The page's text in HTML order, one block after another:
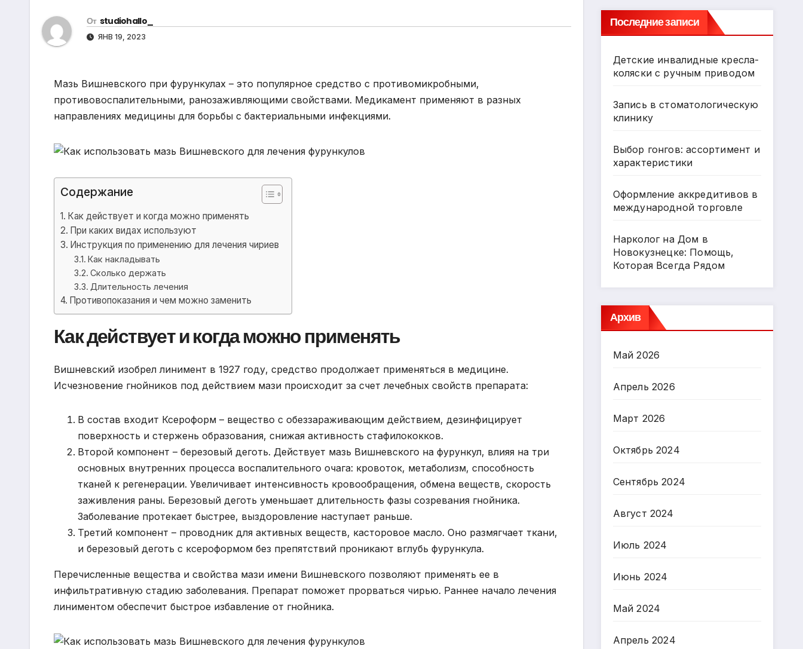
От studiohallo_
ЯНВ 19, 2023
Мазь Вишневского при фурункулах – это популярное средство с противомикробными,
противовоспалительными, ранозаживляющими свойствами. Медикамент применяют в разных
направлениях медицины для борьбы с бактериальными инфекциями.
Содержание
Как действует и когда можно применять
При каких видах используют
Инструкция по применению для лечения чириев
Как накладывать
Сколько держать
Длительность лечения
Противопоказания и чем можно заменить
Как действует и когда можно применять
Вишневский изобрел линимент в 1927 году, средство продолжает применяться в медицине.
Исчезновение гнойников под действием мази происходит за счет лечебных свойств препарата:
В состав входит Ксероформ – вещество с обеззараживающим действием, дезинфицирует
поверхность и стержень образования, снижая активность стафилококков.
Второй компонент – березовый деготь. Действует мазь Вишневского на фурункул, влияя на три
основных внутренних процесса воспалительного очага: кровоток, метаболизм, способность
тканей к регенерации. Увеличивает интенсивность кровообращения, обмена веществ, скорость
заживления раны. Березовый деготь уменьшает длительность фазы созревания гнойника.
Заболевание протекает быстрее, выздоровление наступает раньше.
Третий компонент – проводник для активных веществ, касторовое масло. Оно размягчает ткани,
и березовый деготь с ксероформом без препятствий проникают вглубь фурункула.
Перечисленные вещества и свойства мази имени Вишневского позволяют применять ее в
инфильтративную стадию заболевания. Препарат поможет прорваться чирью. Раннее начало лечения
линиментом обеспечит быстрое избавление от гнойника.
Последние записи
Детские инвалидные кресла-
коляски с ручным приводом
Запись в стоматологическую
клинику
Выбор гонгов: ассортимент и
характеристики
Оформление аккредитивов в
международной торговле
Нарколог на Дом в
Новокузнецке: Помощь,
Которая Всегда Рядом
Архив
Май 2026
Апрель 2026
Март 2026
Октябрь 2024
Сентябрь 2024
Август 2024
Июль 2024
Июнь 2024
Май 2024
Апрель 2024